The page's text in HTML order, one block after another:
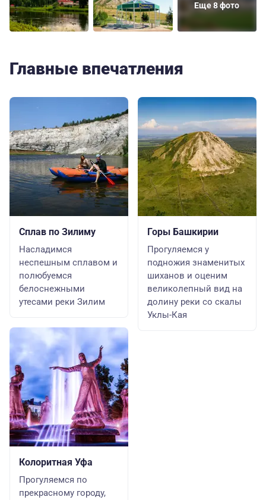
Еще 8 фото
Главные впечатления
Сплав по Зилиму
Насладимся
неспешным сплавом и
полюбуемся
белоснежными
утесами реки Зилим
Колоритная Уфа
Прогуляемся по
прекрасному городу,
Горы Башкирии
Прогуляемся у
подножия знаменитых
шиханов и оценим
великолепный вид на
долину реки со скалы
Уклы-Кая